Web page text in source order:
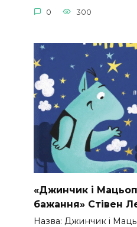
0 300
«Джинчик і
бажання» Стівен
Назва: Джинчик і